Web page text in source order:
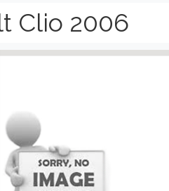
Clio 2006